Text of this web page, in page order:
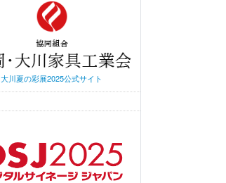
大川夏の彩展2025公式サイト